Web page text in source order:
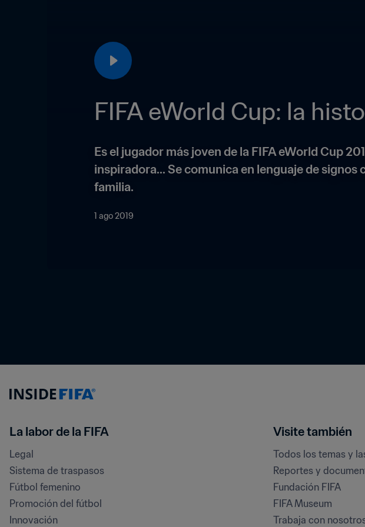
FIFA eWorld Cup: la
Es el jugador más joven de la FIFA eWorld Cup
inspiradora... Se comunica en lenguaje de
familia.
1 ago 2019
La labor de la FIFA
Legal
Sistema de traspasos
Fútbol femenino
Promoción del fútbol
Innovación
Visite también
Todos los temas y
Reportes y
Fundación FIFA
FIFA Museum
Trabaja con